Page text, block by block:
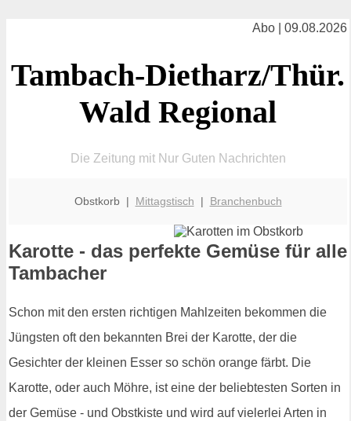
Abo | 09.08.2026
Tambach-Dietharz/Thür.
Wald Regional
Die Zeitung mit Nur Guten Nachrichten
Obstkorb | Mittagstisch | Branchenbuch
Karotte - das perfekte Gemüse für alle
Tambacher
Schon mit den ersten richtigen Mahlzeiten bekommen die
Jüngsten oft den bekannten Brei der Karotte, der die
Gesichter der kleinen Esser so schön orange färbt. Die
Karotte, oder auch Möhre, ist eine der beliebtesten Sorten in
der Gemüse - und Obstkiste und wird auf vielerlei Arten in